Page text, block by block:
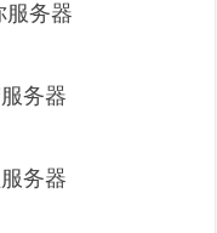
服务器
务器
务器